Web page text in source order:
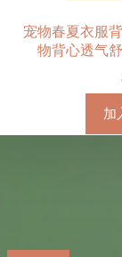
宠物春夏衣服
物背心透气
加